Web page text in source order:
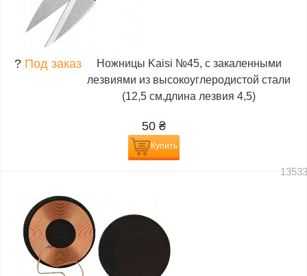
? Под заказ
Ножницы Kaisi №45, с закаленными
лезвиями из высокоуглеродистой стали
(12,5 см,длина лезвия 4,5)
50 ₴
Купить